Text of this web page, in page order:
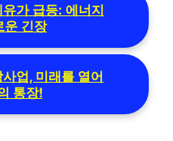
가 급등: 에너지
운 긴장
업, 미래를 열어
통장!